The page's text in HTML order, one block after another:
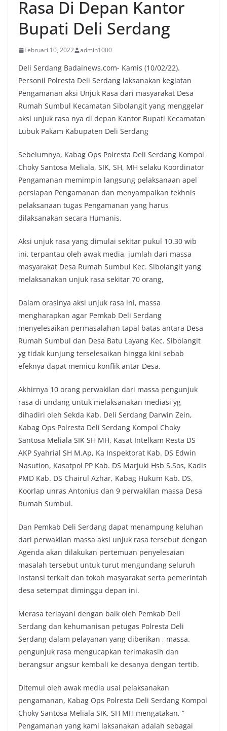
Rasa Di Depan Kantor
Bupati Deli Serdang
Februari 10, 2022 admin1000
Deli Serdang Badainews.com- Kamis (10/02/22).
Personil Polresta Deli Serdang laksanakan kegiatan
Pengamanan aksi Unjuk Rasa dari masyarakat Desa
Rumah Sumbul Kecamatan Sibolangit yang menggelar
aksi unjuk rasa nya di depan Kantor Bupati Kecamatan
Lubuk Pakam Kabupaten Deli Serdang
Sebelumnya, Kabag Ops Polresta Deli Serdang Kompol
Choky Santosa Meliala, SIK, SH, MH selaku Koordinator
Pengamanan memimpin langsung pelaksanaan apel
persiapan Pengamanan dan menyampaikan tekhnis
pelaksanaan tugas Pengamanan yang harus
dilaksanakan secara Humanis.
Aksi unjuk rasa yang dimulai sekitar pukul 10.30 wib
ini, terpantau oleh awak media, jumlah dari massa
masyarakat Desa Rumah Sumbul Kec. Sibolangit yang
melaksanakan unjuk rasa sekitar 70 orang,
Dalam orasinya aksi unjuk rasa ini, massa
mengharapkan agar Pemkab Deli Serdang
menyelesaikan permasalahan tapal batas antara Desa
Rumah Sumbul dan Desa Batu Layang Kec. Sibolangit
yg tidak kunjung terselesaikan hingga kini sebab
efeknya dapat memicu konflik antar Desa.
Akhirnya 10 orang perwakilan dari massa pengunjuk
rasa di undang untuk melaksanakan mediasi yg
dihadiri oleh Sekda Kab. Deli Serdang Darwin Zein,
Kabag Ops Polresta Deli Serdang Kompol Choky
Santosa Meliala SIK SH MH, Kasat Intelkam Resta DS
AKP Syahrial SH M.Ap, Ka Inspektorat Kab. DS Edwin
Nasution, Kasatpol PP Kab. DS Marjuki Hsb S.Sos, Kadis
PMD Kab. DS Chairul Azhar, Kabag Hukum Kab. DS,
Koorlap unras Antonius dan 9 perwakilan massa Desa
Rumah Sumbul.
Dan Pemkab Deli Serdang dapat menampung keluhan
dari perwakilan massa aksi unjuk rasa tersebut dengan
Agenda akan dilakukan pertemuan penyelesaian
masalah tersebut untuk turut mengundang seluruh
instansi terkait dan tokoh masyarakat serta pemerintah
desa setempat diminggu depan ini.
Merasa terlayani dengan baik oleh Pemkab Deli
Serdang dan kehumanisan petugas Polresta Deli
Serdang dalam pelayanan yang diberikan , massa.
pengunjuk rasa mengucapkan terimakasih dan
berangsur angsur kembali ke desanya dengan tertib.
Ditemui oleh awak media usai pelaksanakan
pengamanan, Kabag Ops Polresta Deli Serdang Kompol
Choky Santosa Meliala SIK, SH MH mengatakan, ”
Pengamanan yang kami laksanakan adalah sebagai